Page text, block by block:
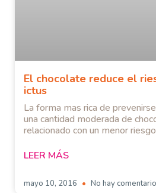
El chocolate reduce el
ictus
La forma mas rica de
una cantidad moderada de
relacionado con un menor
LEER MÁS
mayo 10, 2016 No hay